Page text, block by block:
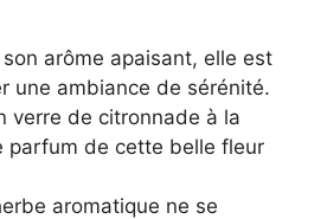
son arôme apaisant, elle est
une ambiance de sérénité.
verre de citronnade à la
parfum de cette belle fleur
aromatique ne se